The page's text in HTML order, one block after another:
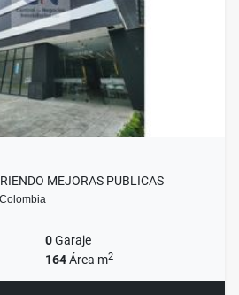
MEJORAS PUBLICAS
0Garaje
164Área m2